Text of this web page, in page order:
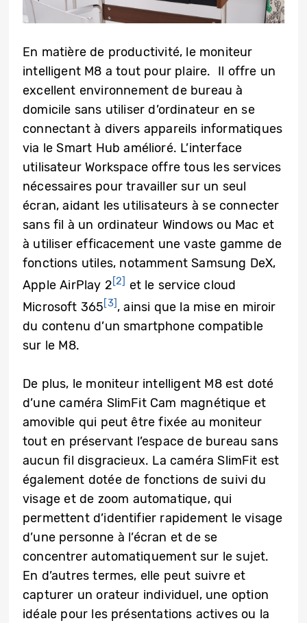
En matière de productivité, le moniteur
intelligent M8 a tout pour plaire. Il offre un
excellent environnement de bureau à
domicile sans utiliser d’ordinateur en se
connectant à divers appareils informatiques
via le Smart Hub amélioré. L’interface
utilisateur Workspace offre tous les services
nécessaires pour travailler sur un seul
écran, aidant les utilisateurs à se connecter
sans fil à un ordinateur Windows ou Mac et
à utiliser efficacement une vaste gamme de
fonctions utiles, notamment Samsung DeX,
Apple AirPlay 2 [2] et le service cloud
Microsoft 365 [3] , ainsi que la mise en miroir
du contenu d’un smartphone compatible
sur le M8.
De plus, le moniteur intelligent M8 est doté
d’une caméra SlimFit Cam magnétique et
amovible qui peut être fixée au moniteur
tout en préservant l’espace de bureau sans
aucun fil disgracieux. La caméra SlimFit est
également dotée de fonctions de suivi du
visage et de zoom automatique, qui
permettent d’identifier rapidement le visage
d’une personne à l’écran et de se
concentrer automatiquement sur le sujet.
En d’autres termes, elle peut suivre et
capturer un orateur individuel, une option
idéale pour les présentations actives ou la